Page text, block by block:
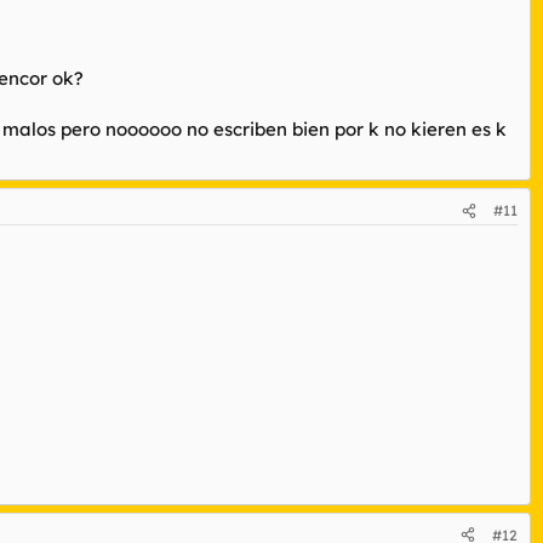
ok?
pero noooooo no escriben bien por k no kieren es k
#11
#12